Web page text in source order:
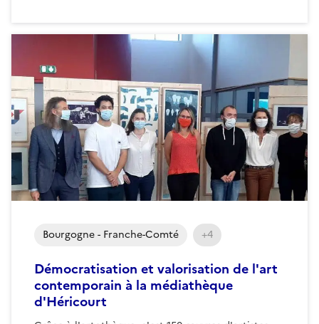
Démocratisation et valorisation de l'art
contemporain à la médiathèque
d'Héricourt
Bourgogne - Franche-Comté +4